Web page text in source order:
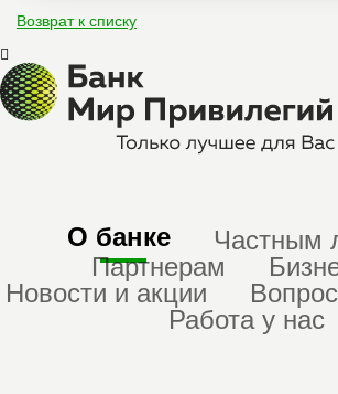
Возврат к списку
О банке Частным
Партнерам
Новости и акции
Работа у нас